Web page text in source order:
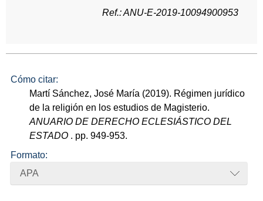
Ref.: ANU-E-2019-10094900953
Cómo citar:
Martí Sánchez, José María (2019). Régimen jurídico
de la religión en los estudios de Magisterio.
ANUARIO DE DERECHO ECLESIÁSTICO DEL
ESTADO . pp. 949-953.
Formato:
APA